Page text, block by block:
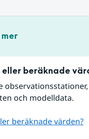
beräknade
och modelldata.
beräknade värden?